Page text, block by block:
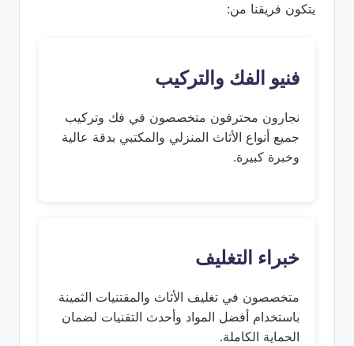
يتكون فريقنا من:
فنيو الفك والتركيب
نجارون محترفون متخصصون في فك وتركيب
جميع أنواع الأثاث المنزلي والمكتبي بدقة عالية
وخبرة كبيرة.
خبراء التغليف
متخصصون في تغليف الأثاث والمقتنيات الثمينة
باستخدام أفضل المواد وأحدث التقنيات لضمان
الحماية الكاملة.